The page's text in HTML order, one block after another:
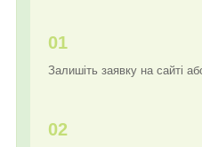
01
Залишіть заявку на сайті
02